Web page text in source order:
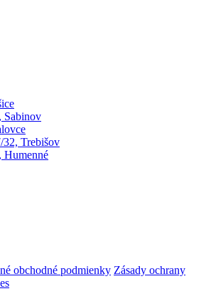
Sabinov
Trebišov
Humenné
obchodné podmienky Zásady ochrany